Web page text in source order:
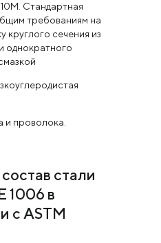
Стандартная
требованиям на
круглого сечения из
однократного
и проволока.
стали
1006 в
с ASTM